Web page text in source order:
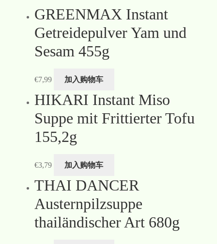
GREENMAX Instant
Getreidepulver Yam und
Sesam 455g
€7,99 加入购物车
HIKARI Instant Miso
Suppe mit Frittierter Tofu
155,2g
€3,79 加入购物车
THAI DANCER
Austernpilzsuppe
thailändischer Art 680g